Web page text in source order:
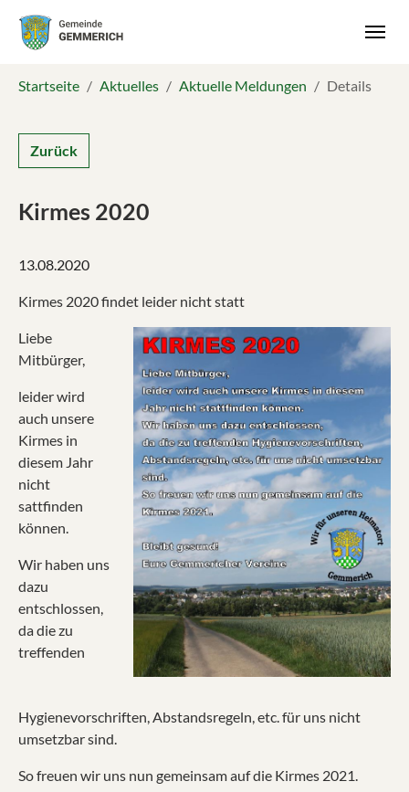
Startseite Aktuelles Aktuelle Meldungen Details
Zurück
Kirmes 2020
13.08.2020
Kirmes 2020 findet leider nicht statt
Liebe
Mitbürger,
leider wird
auch unsere
Kirmes in
diesem Jahr
nicht
sattfinden
können.
Wir haben uns
dazu
entschlossen,
da die zu
treffenden
Hygienevorschriften, Abstandsregeln, etc. für uns nicht
umsetzbar sind.
So freuen wir uns nun gemeinsam auf die Kirmes 2021.